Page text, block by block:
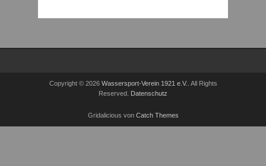
Copyright © 2026 Wassersport-Verein 1921 e.V. . All Rights
Reserved. Datenschutz
Gridalicious von Catch Themes